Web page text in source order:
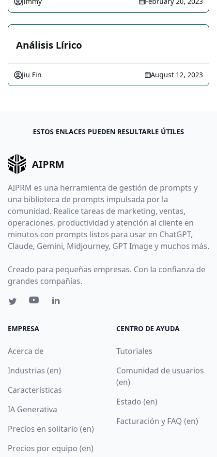
Análisis Lírico
Jiu Fin August 12, 2023
ESTOS ENLACES PUEDEN RESULTARLE ÚTILES
AIPRM
AIPRM es una herramienta de gestión de prompts y
una biblioteca de prompts impulsada por la
comunidad. Realice tareas de marketing, ventas,
operaciones, productividad y atención al cliente en
minutos con prompts listos para usar en ChatGPT,
Claude, Gemini, Midjourney, GPT Image y muchos más.
Creado para pequeñas empresas. Con la confianza de
grandes compañías.
EMPRESA
Acerca de
Industrias (en)
Características
IA Generativa
Precios en solitario (en)
Precios por equipo (en)
CENTRO DE AYUDA
Tutoriales
Comunidad de usuarios
(en)
Estado (en)
Facturación y FAQ (en)